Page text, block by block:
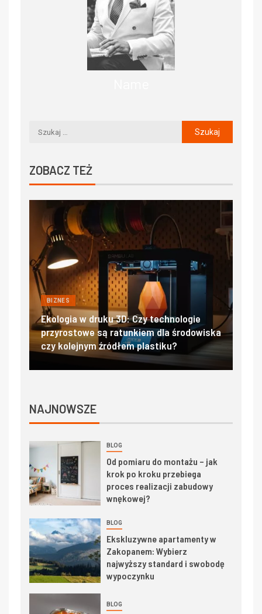
ZOBACZ TEŻ
w druku 3D: Czy technologie
są ratunkiem dla środowiska
źródłem plastiku?
Filtry hepa i ulpa
salach
czystości
NAJNOWSZE
BLOG
Od pomiaru do montażu – jak
krok po kroku przebiega
proces realizacji zabudowy
wnękowej?
BLOG
Ekskluzywne apartamenty w
Zakopanem: Wybierz
najwyższy standard i swobodę
wypoczynku
BLOG